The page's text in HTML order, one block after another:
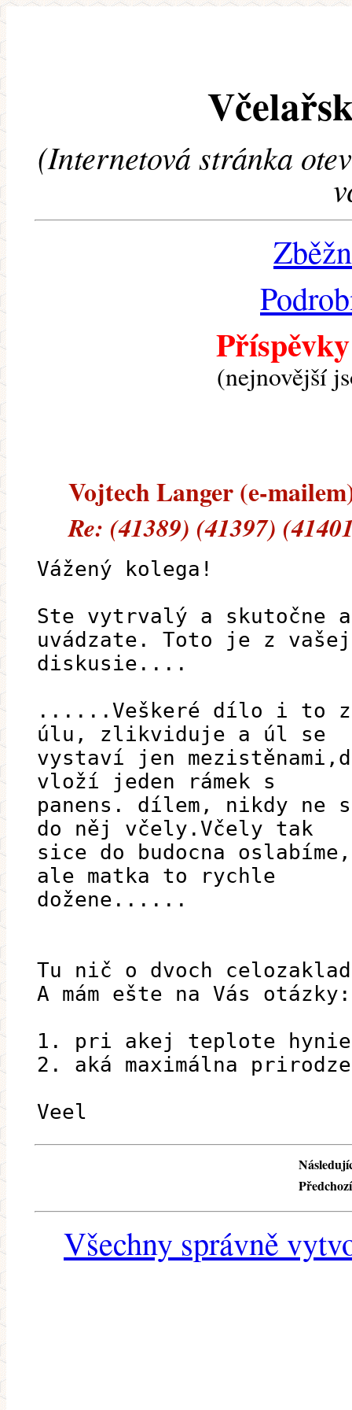
(Internetová stránka
(nejnovější
Vojtech Langer (e-
Re: (41389) (41397)
Vážený kolega!
Ste vytrvalý a skutočne
uvádzate. Toto je z vašej
diskusie....
......Veškeré dílo i to
úlu, zlikviduje a úl se
vystaví jen
vloží jeden rámek s
panens. dílem, nikdy ne
do něj včely.Včely tak
sice do budocna
ale matka to rychle
dožene......
Tu nič o dvoch
A mám ešte na Vás otázky:
1. pri akej teplote
2. aká maximálna
Veel
Všechny správně